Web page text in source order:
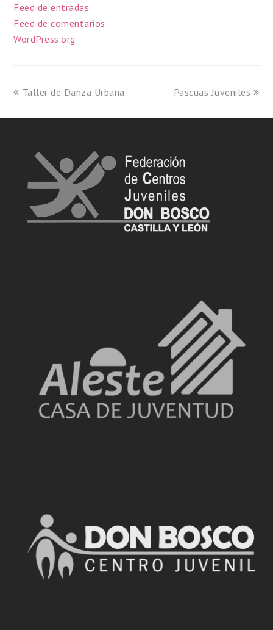
Feed de entradas
Feed de comentarios
WordPress.org
Taller de Danza Urbana Pascuas Juveniles